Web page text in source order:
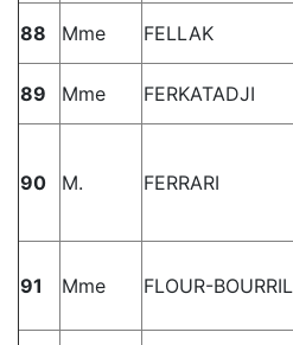
88
Mme FELLAK
89
Mme FERKATADJI
90 M. FERRARI
91 Mme FLOUR-BOURRIL